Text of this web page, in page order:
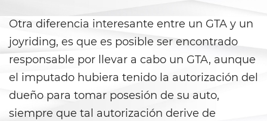
2nd Offense DUI
3rd Offense DUI
4th Offense DUI
Otra diferencia interesante entre un GTA y un
joyriding, es que es posible ser encontrado
responsable por llevar a cabo un GTA, aunque
el imputado hubiera tenido la autorización del
dueño para tomar posesión de su auto,
siempre que tal autorización derive de